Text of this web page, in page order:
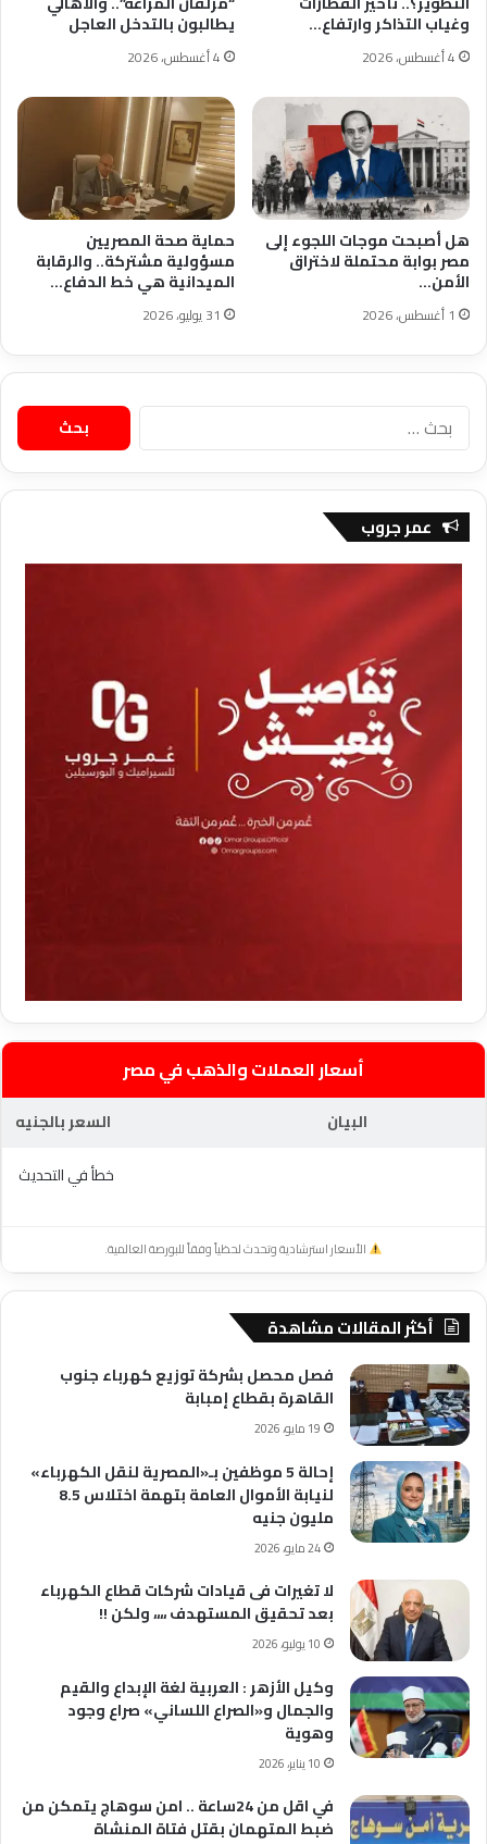
وغياب التذاكر وارتفاع…
4 أغسطس، 2026
يطالبون بالتدخل العاجل
4 أغسطس، 2026
هل أصبحت موجات اللجوء إلى
مصر بوابة محتملة لاختراق
الأمن…
1 أغسطس، 2026
حماية صحة المصريين
مسؤولية مشتركة.. والرقابة
الميدانية هي خط الدفاع…
31 يوليو، 2026
البحث
عن:
عمر جروب
أسعار العملات والذهب في مصر
البيان
السعر بالجنيه
خطأ في التحديث
الأسعار استرشادية وتحدث لحظياً وفقاً للبورصة العالمية.
أكثر المقالات مشاهدة
فصل محصل بشركة توزيع كهرباء جنوب
القاهرة بقطاع إمبابة
19 مايو، 2026
إحالة 5 موظفين بـ«المصرية لنقل الكهرباء»
لنيابة الأموال العامة بتهمة اختلاس 8.5
مليون جنيه
24 مايو، 2026
لا تغيرات فى قيادات شركات قطاع الكهرباء
بعد تحقيق المستهدف ،،،، ولكن !!
10 يوليو، 2026
وكيل الأزهر : العربية لغة الإبداع والقيم
والجمال و«الصراع اللساني» صراع وجود
وهوية
10 يناير، 2026
في اقل من 24ساعة .. امن سوهاج يتمكن من
ضبط المتهمان بقتل فتاة المنشاة